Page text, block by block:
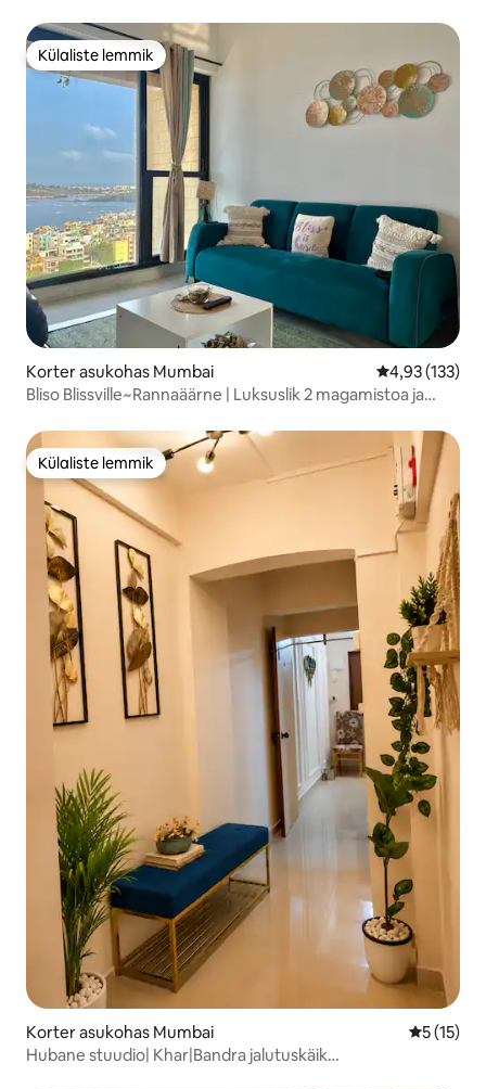
Külaliste lemmik
Külaliste lemmik
Korter asukohas Mumbai Keskmine
4,93 (133)
Bliso Blissville~Rannaäärne | Luksuslik 2 magamistoa ja
Külaliste lemmik
Külaliste lemmik
Korter asukohas Mumbai
5 (15)
Hubane stuudio| Khar|Bandra jalutuskäik